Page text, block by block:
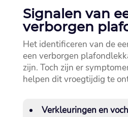
Signalen van
verborgen
Het identificeren van de
een verborgen
zijn.​ Toch zijn er
helpen dit vroegtijdig te
Verkleuringen en